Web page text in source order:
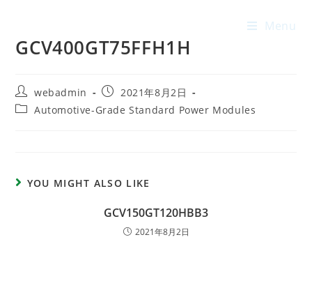
Menu
GCV400GT75FFH1H
webadmin
2021年8月2日
Automotive-Grade Standard Power Modules
YOU MIGHT ALSO LIKE
GCV150GT120HBB3
2021年8月2日